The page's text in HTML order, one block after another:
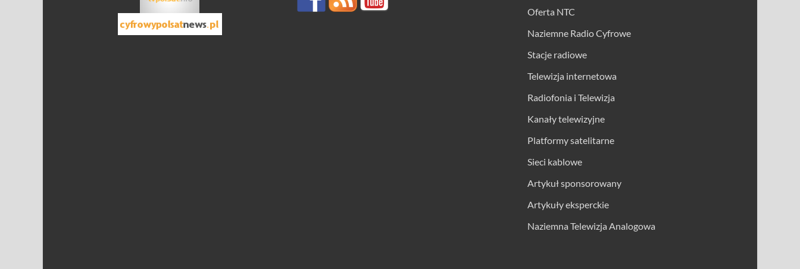
Oferta NTC
Naziemne Radio Cyfrowe
Stacje radiowe
Telewizja internetowa
Radiofonia i Telewizja
Kanały telewizyjne
Platformy satelitarne
Sieci kablowe
Artykuł sponsorowany
Artykuły eksperckie
Naziemna Telewizja Analogowa